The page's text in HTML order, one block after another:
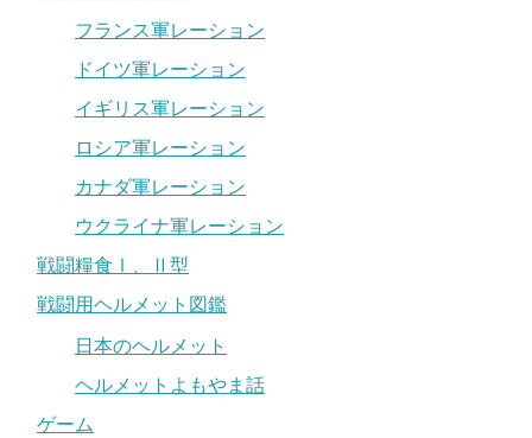
フランス軍レーション
ドイツ軍レーション
イギリス軍レーション
ロシア軍レーション
カナダ軍レーション
ウクライナ軍レーション
戦闘糧食Ⅰ、Ⅱ型
戦闘用ヘルメット図鑑
日本のヘルメット
ヘルメットよもやま話
ゲーム